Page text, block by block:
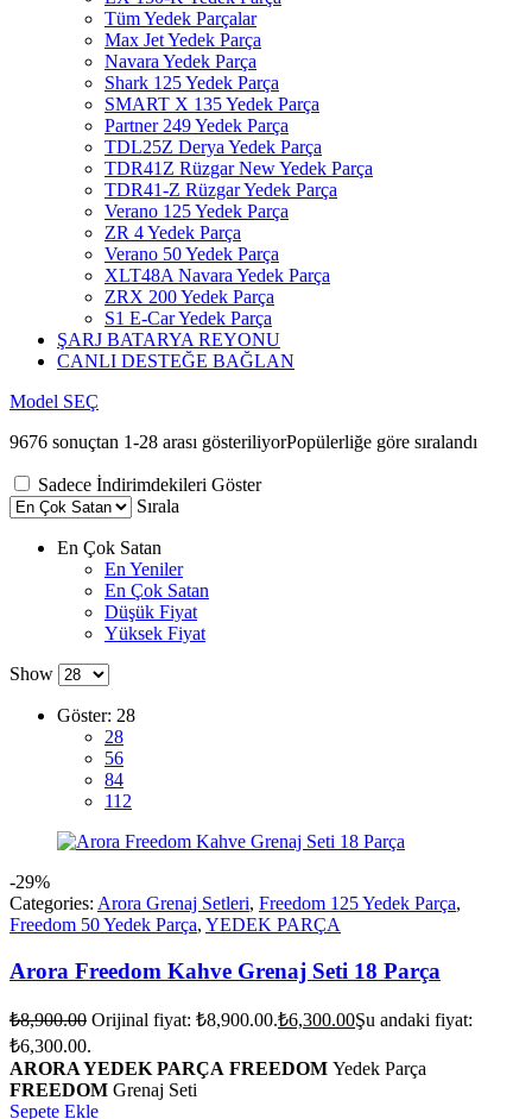
Tüm Yedek Parçalar
Max Jet Yedek Parça
Navara Yedek Parça
Shark 125 Yedek Parça
SMART X 135 Yedek Parça
Partner 249 Yedek Parça
TDL25Z Derya Yedek Parça
TDR41Z Rüzgar New Yedek Parça
TDR41-Z Rüzgar Yedek Parça
Verano 125 Yedek Parça
ZR 4 Yedek Parça
Verano 50 Yedek Parça
XLT48A Navara Yedek Parça
ZRX 200 Yedek Parça
S1 E-Car Yedek Parça
ŞARJ BATARYA REYONU
CANLI DESTEĞE BAĞLAN
Model SEÇ
9676 sonuçtan 1-28 arası gösteriliyorPopülerliğe göre sıralandı
Sadece İndirimdekileri Göster
Sırala
En Çok Satan
En Yeniler
En Çok Satan
Düşük Fiyat
Yüksek Fiyat
Show
Göster: 28
28
56
84
112
-29%
Categories: Arora Grenaj Setleri, Freedom 125 Yedek Parça,
Freedom 50 Yedek Parça, YEDEK PARÇA
Arora Freedom Kahve Grenaj Seti 18 Parça
₺8,900.00 Orijinal fiyat: ₺8,900.00.₺6,300.00Şu andaki fiyat:
₺6,300.00.
ARORA YEDEK PARÇA FREEDOM Yedek Parça
FREEDOM Grenaj Seti
Sepete Ekle